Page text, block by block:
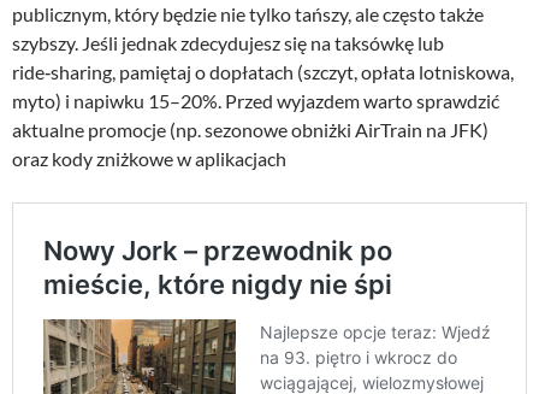
publicznym, który będzie nie tylko tańszy, ale często także
szybszy. Jeśli jednak zdecydujesz się na taksówkę lub
ride‑sharing, pamiętaj o dopłatach (szczyt, opłata lotniskowa,
myto) i napiwku 15–20%. Przed wyjazdem warto sprawdzić
aktualne promocje (np. sezonowe obniżki AirTrain na JFK)
oraz kody zniżkowe w aplikacjach